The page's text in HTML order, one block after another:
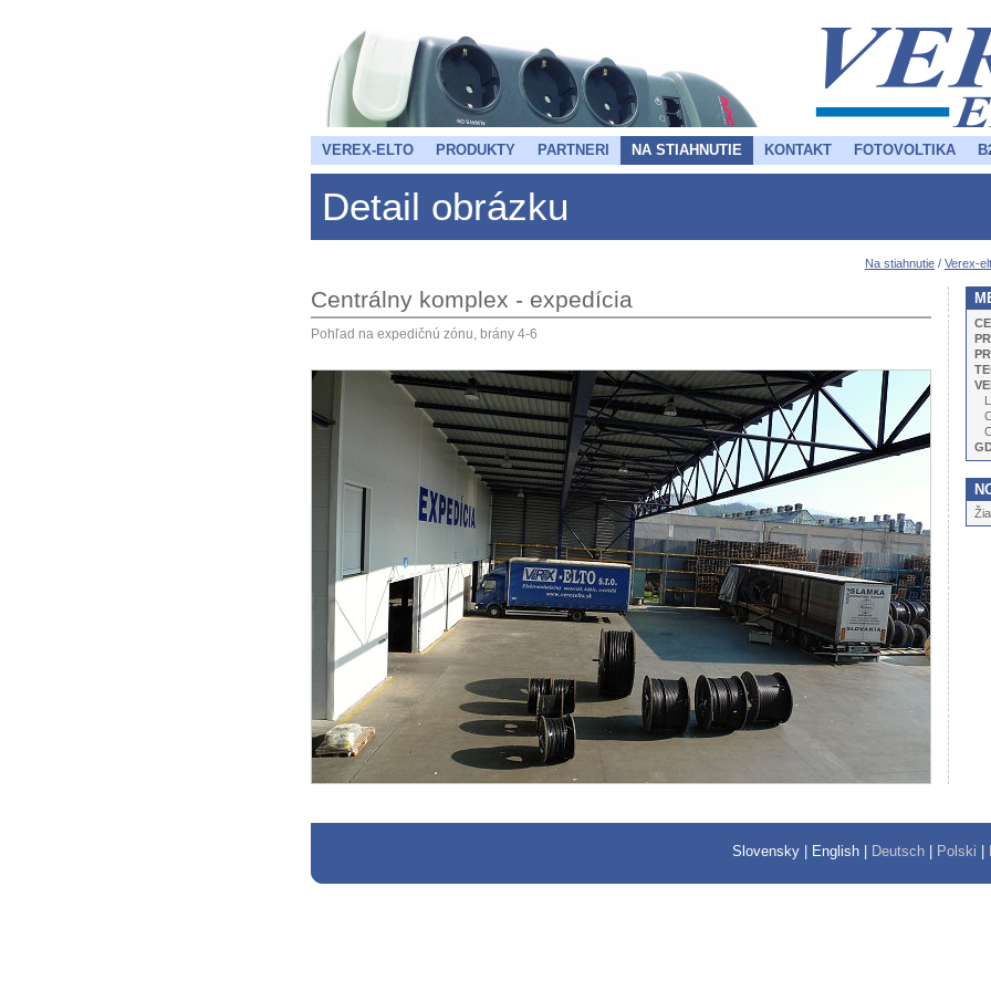
VEREX-ELTO PRODUKTY PARTNERI NA STIAHNUTIE KONTAKT FOTOVOLTIKA
Detail obrázku
Na stiahnutie / Verex-
Centrálny komplex - expedícia
Pohľad na expedičnú zónu, brány 4-6
Slovensky English Deutsch Polski